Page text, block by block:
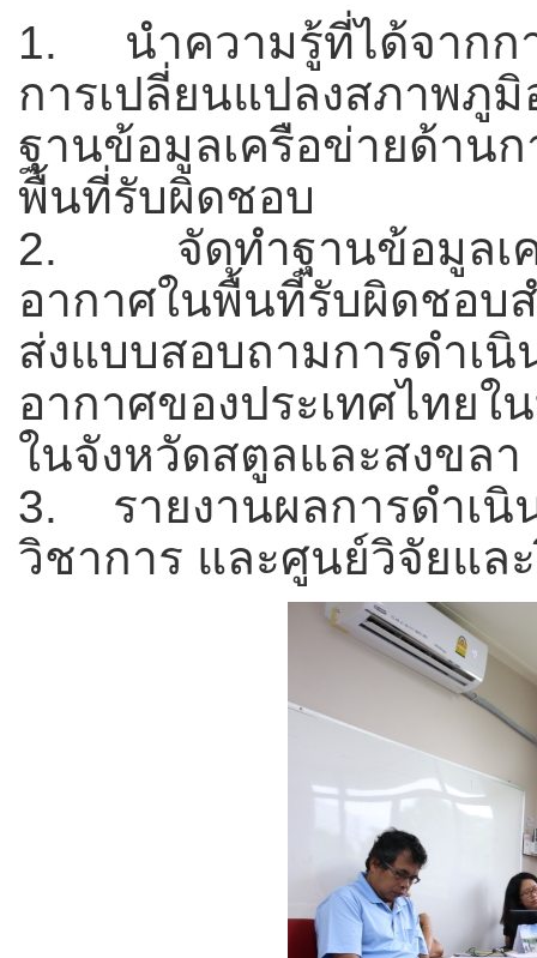
1. นำความรู้ที่ได้จากก
การเปลี่ยนแปลงสภาพภู
ฐานข้อมูลเครือข่ายด้าน
พื้นที่รับผิดชอบ
2. จัดทำฐานข้อมูลเครื
อากาศในพื้นที่รับผิดชอบ
ส่งแบบสอบถามการดำเ
อากาศของประเทศไทย
ในจังหวัดสตูลและสงขลา
3. รายงานผลการดำเ
วิชาการ และศูนย์วิจัยแล